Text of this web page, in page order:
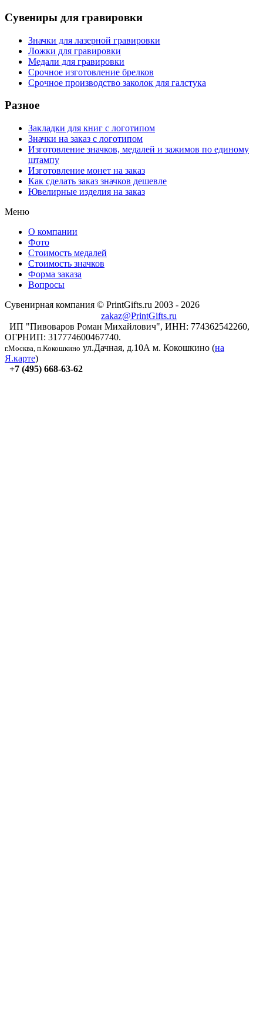
Сувениры для гравировки
Значки для лазерной гравировки
Ложки для гравировки
Медали для гравировки
Срочное изготовление брелков
Срочное производство заколок для галстука
Разное
Закладки для книг с логотипом
Значки на заказ с логотипом
Изготовление значков, медалей и зажимов по единому
штампу
Изготовление монет на заказ
Как сделать заказ значков дешевле
Ювелирные изделия на заказ
Меню
О компании
Фото
Стоимость медалей
Стоимость значков
Форма заказа
Вопросы
Сувенирная компания © PrintGifts.ru 2003 - 2026
zakaz@PrintGifts.ru
ИП "Пивоваров Роман Михайлович", ИНН: 774362542260,
ОГРНИП: 317774600467740.
г.Москва, п.Кокошкино ул.Дачная, д.10А м. Кокошкино (на
Я.карте)
+7 (495) 668-63-62